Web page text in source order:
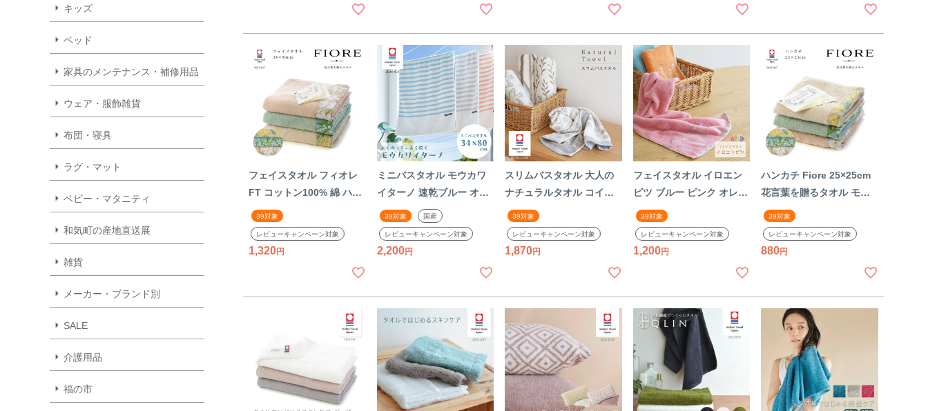
キッズ
ベッド
家具のメンテナンス・補修用品
ウェア・服飾雑貨
布団・寝具
ラグ・マット
ベビー・マタニティ
和気町の産地直送展
雑貨
メーカー・ブランド別
SALE
介護用品
福の市
ンドタオル ミニタオル 子
供用 かわいい おしゃれ 日
本製 国産
フェイスタオル フィオレ
FT コットン100% 綿 ハー
トウェル 今治 花言葉 贈り
物 ギフト プレゼント 粗品
花柄 フラワー柄 シック レ
39対象
レビューキャンペーン対象
1,320
ミニバスタオル モウカワ
イターノ 速乾ブルー オレ
ンジ グレー ボーダー シン
プル バスタオル タオル 薄
手 今治タオル 綿 ポリエス
39対象 国産
レビューキャンペーン対象
2,200
スリムバスタオル 大人の
ナチュラルタオル コイヴ
テーダス リントゥ マルヤ
コットン100% 綿 タオル
ナチュラル コンパクト 北
39対象
レビューキャンペーン対象
1,870
フェイスタオル イロエン
ピツ ブルー ピンク オレン
ジ コットン100% 綿 タオ
ル ナチュラル 今治 可愛い
子供向け 今治タオル カラ
39対象
レビューキャンペーン対象
1,200
ハンカチ Fiore 25×25cm
花言葉を贈るタオル モー
ヴピンク グレー ミストブ
ルー ライトベージュ コッ
トン100% 綿 タオル ナチ
ゃれ 今治タオル 日本製 国
産 【39】
39対象
レビューキャンペーン対象
880